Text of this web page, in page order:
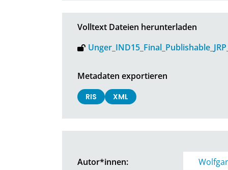
Volltext Dateien herunterladen
Metadaten exportieren
RIS XML
Autor*innen: